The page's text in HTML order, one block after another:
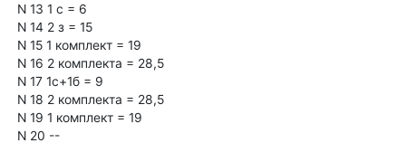
N 13 1 с = 6
N 14 2 з = 15
N 15 1 комплект = 19
N 16 2 комплекта = 28,5
N 17 1с+1б = 9
N 18 2 комплекта = 28,5
N 19 1 комплект = 19
N 20 --